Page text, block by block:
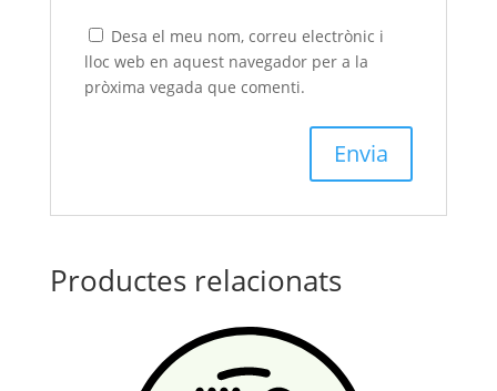
Desa el meu nom, correu electrònic i
lloc web en aquest navegador per a la
pròxima vegada que comenti.
Productes relacionats